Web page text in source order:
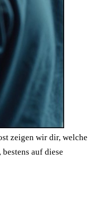
zeigen wir dir, welche
auf diese